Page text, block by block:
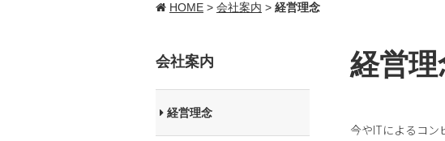
HOME > 会社案内 > 経営理念
経営理
今やITによるコン
会社案内
経営理念